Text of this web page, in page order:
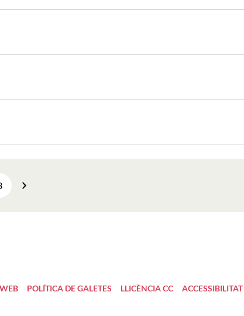
POLÍTICA DE GALETES LLICÈNCIA CC ACCESSIBILITAT